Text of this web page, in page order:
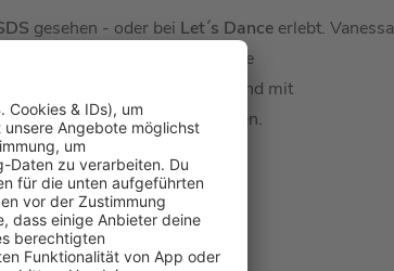
gesehen - oder bei Let´s Dance erlebt. Vanessa
Im Sommer 2017 hat sie
richtig gut bei Vanessa Mai. Und mit
weiter steil nach oben zeigen.
JUNGS!